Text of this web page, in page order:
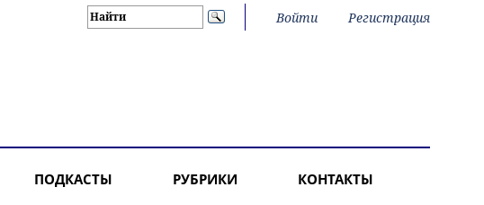
Войти Регистрация
ПОДКАСТЫ РУБРИКИ КОНТАКТЫ